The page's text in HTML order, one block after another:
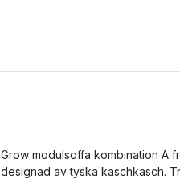
Grow modulsoffa kombination A
designad av tyska kaschkasch.